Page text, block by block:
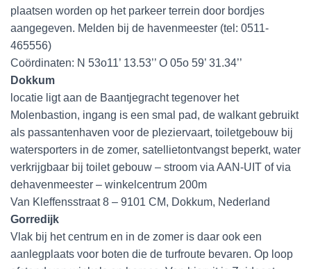
plaatsen worden op het parkeer terrein door bordjes
aangegeven. Melden bij de havenmeester (tel: 0511-
465556)
Coördinaten: N 53o11’ 13.53’’ O 05o 59’ 31.34’’
Dokkum
locatie ligt aan de Baantjegracht tegenover het
Molenbastion, ingang is een smal pad, de walkant gebruikt
als passantenhaven voor de pleziervaart, toiletgebouw bij
watersporters in de zomer, satellietontvangst beperkt, water
verkrijgbaar bij toilet gebouw – stroom via AAN-UIT of via
dehavenmeester – winkelcentrum 200m
Van Kleffensstraat 8 – 9101 CM, Dokkum, Nederland
Gorredijk
Vlak bij het centrum en in de zomer is daar ook een
aanlegplaats voor boten die de turfroute bevaren. Op loop